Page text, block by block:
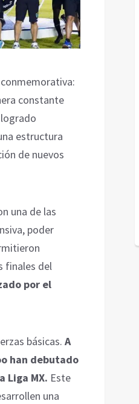
constante
logrado
estructura
de nuevos
una de las
poder
finales del
por el
básicas. A
han debutado
Liga MX. Este
una